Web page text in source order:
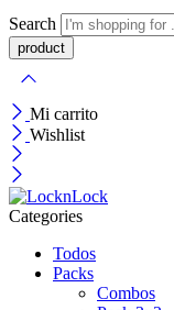
Search
Mi carrito
Wishlist
Categories
Todos
Packs
Combos